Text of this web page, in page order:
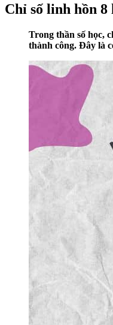
Chỉ số linh hồn 8
Trong thần số học,
thành công. Đây là